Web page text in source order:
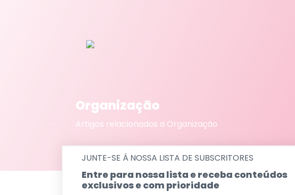
Organização
Artigos relacionados a Organização
JUNTE-SE Á NOSSA LISTA DE SUBSCRITORES
Entre para nossa lista e receba conteúdos
exclusivos e com prioridade